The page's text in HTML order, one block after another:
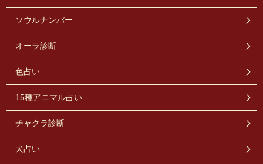
ソウルナンバー
オーラ診断
色占い
15種アニマル占い
チャクラ診断
犬占い